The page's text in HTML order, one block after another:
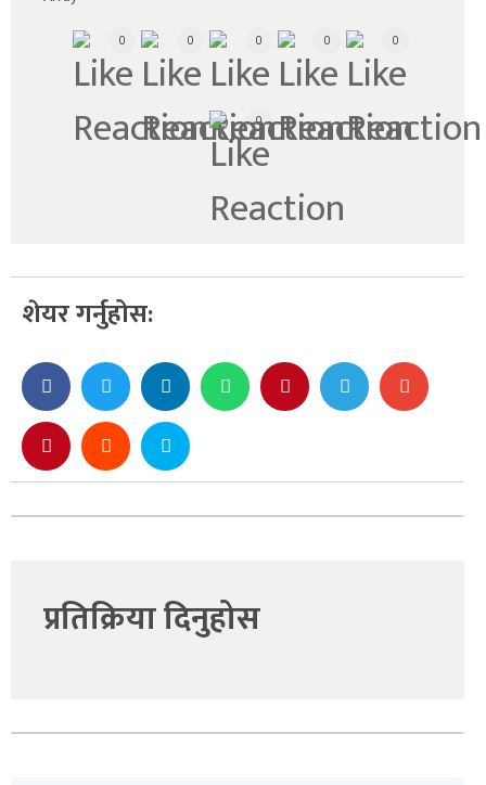
0 0 0 0 0
0
शेयर गर्नुहोस:
प्रतिक्रिया दिनुहोस